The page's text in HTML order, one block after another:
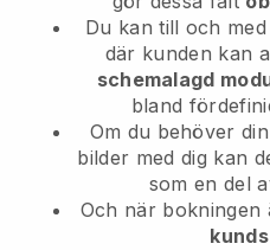
Du kan till och
där kunden kan
schemalagd
bland
Om du behöver
bilder med dig kan
som en del
Och när